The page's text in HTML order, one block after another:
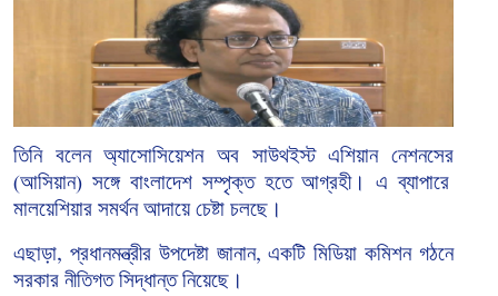
তিনি বলেন অ্যাসোসিয়েশন অব সাউথইস্ট এশিয়ান নেশনসের
(আসিয়ান) সঙ্গে বাংলাদেশ সম্পৃক্ত হতে আগ্রহী। এ ব্যাপারে
মালয়েশিয়ার সমর্থন আদায়ে চেষ্টা চলছে।
এছাড়া, প্রধানমন্ত্রীর উপদেষ্টা জানান,একটি মিডিয়া কমিশন গঠনে
সরকার নীতিগত সিদ্ধান্ত নিয়েছে।